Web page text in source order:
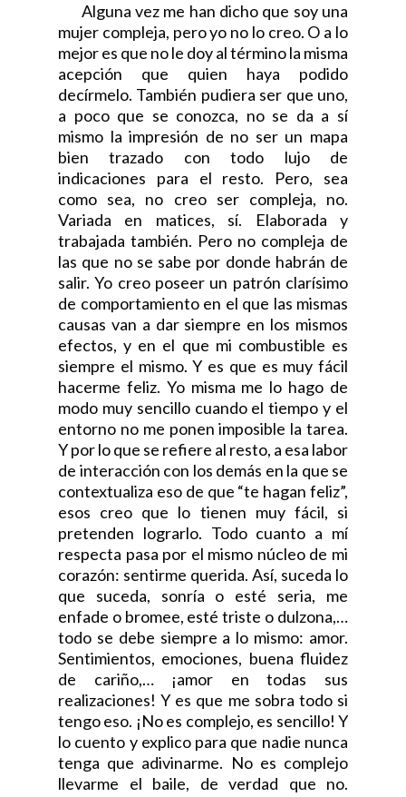
Alguna vez me han dicho que soy una
mujer compleja, pero yo no lo creo. O a lo
mejor es que no le doy al término la misma
acepción que quien haya podido
decírmelo. También pudiera ser que uno,
a poco que se conozca, no se da a sí
mismo la impresión de no ser un mapa
bien trazado con todo lujo de
indicaciones para el resto. Pero, sea
como sea, no creo ser compleja, no.
Variada en matices, sí. Elaborada y
trabajada también. Pero no compleja de
las que no se sabe por donde habrán de
salir. Yo creo poseer un patrón clarísimo
de comportamiento en el que las mismas
causas van a dar siempre en los mismos
efectos, y en el que mi combustible es
siempre el mismo. Y es que es muy fácil
hacerme feliz. Yo misma me lo hago de
modo muy sencillo cuando el tiempo y el
entorno no me ponen imposible la tarea.
Y por lo que se refiere al resto, a esa labor
de interacción con los demás en la que se
contextualiza eso de que “te hagan feliz”,
esos creo que lo tienen muy fácil, si
pretenden lograrlo. Todo cuanto a mí
respecta pasa por el mismo núcleo de mi
corazón: sentirme querida. Así, suceda lo
que suceda, sonría o esté seria, me
enfade o bromee, esté triste o dulzona,…
todo se debe siempre a lo mismo: amor.
Sentimientos, emociones, buena fluidez
de cariño,… ¡amor en todas sus
realizaciones! Y es que me sobra todo si
tengo eso. ¡No es complejo, es sencillo! Y
lo cuento y explico para que nadie nunca
tenga que adivinarme. No es complejo
llevarme el baile, de verdad que no.